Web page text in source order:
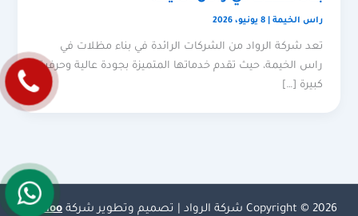
راس الخيمة |8 يونيو، 2026
تعد شركة الرواد من الشركات الرائدة في بناء مظلات في
راس الخيمة، حيث تقدم خدماتها المتميزة بجودة عالية وحرفية
كبيرة […]
Copyright © 2026 شركة الرواد | تصميم وتطوير شركة Olymoo